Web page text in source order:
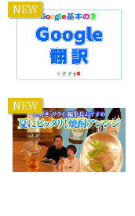
NEW
NEW